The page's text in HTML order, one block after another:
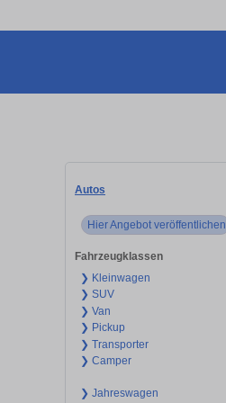
Autos
Hier Angebot veröffentlichen
Fahrzeugklassen
❯ Kleinwagen
❯ SUV
❯ Van
❯ Pickup
❯ Transporter
❯ Camper
❯ Jahreswagen